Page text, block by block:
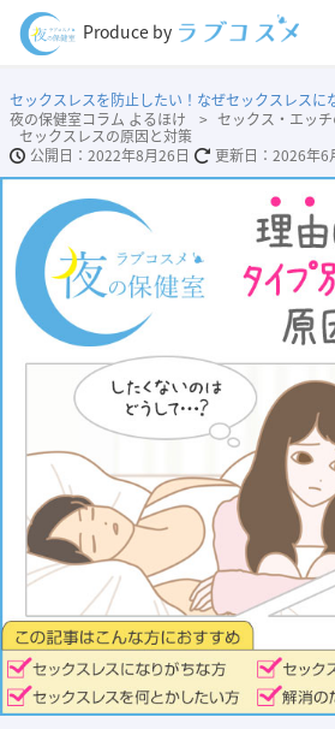
Produce by
セックスレスを防止したい！なぜセックスレスに
夜の保健室コラム よるほけ
セックス・エッ
セックスレスの原因と対策
2022年8月26日
2026年6